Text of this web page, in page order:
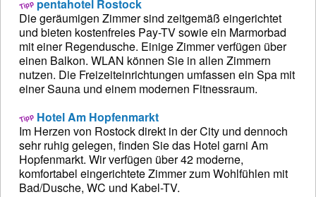
pentahotel Rostock
Die geräumigen Zimmer sind zeitgemäß eingerichtet
und bieten kostenfreies Pay-TV sowie ein Marmorbad
mit einer Regendusche. Einige Zimmer verfügen über
einen Balkon. WLAN können Sie in allen Zimmern
nutzen. Die Freizeiteinrichtungen umfassen ein Spa mit
einer Sauna und einem modernen Fitnessraum.
Hotel Am Hopfenmarkt
Im Herzen von Rostock direkt in der City und dennoch
sehr ruhig gelegen, finden Sie das Hotel garni Am
Hopfenmarkt. Wir verfügen über 42 moderne,
komfortabel eingerichtete Zimmer zum Wohlfühlen mit
Bad/Dusche, WC und Kabel-TV.